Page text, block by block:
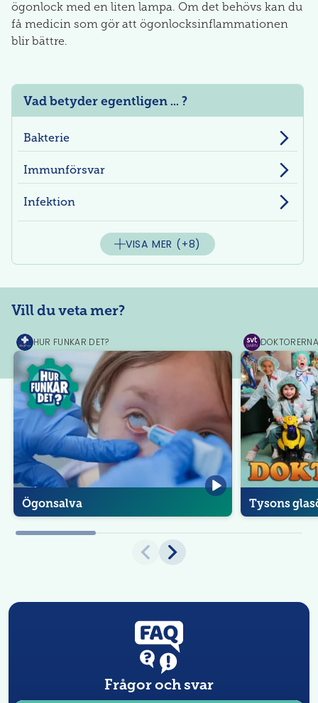
ögonlock med en liten lampa. Om det behövs kan du
få medicin som gör att ögonlocksinflammationen
blir bättre.
Vad betyder egentligen ... ?
Bakterie
Immunförsvar
Infektion
VISA MER (+8)
Vill du veta mer?
MediPrep
HUR FUNKAR DET?
Ögonsalva
SVT
Play
DOKTORERNA
Tysons
Frågor och svar